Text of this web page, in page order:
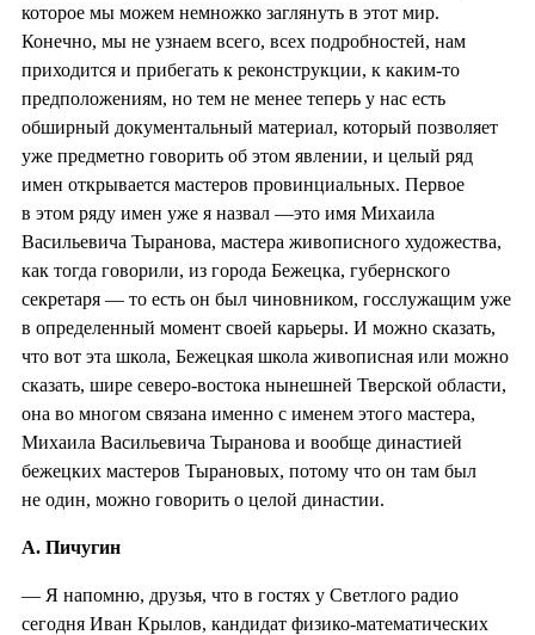
которое мы можем немножко заглянуть в этот мир.
Конечно, мы не узнаем всего, всех подробностей, нам
приходится и прибегать к реконструкции, к каким-то
предположениям, но тем не менее теперь у нас есть
обширный документальный материал, который позволяет
уже предметно говорить об этом явлении, и целый ряд
имен открывается мастеров провинциальных. Первое
в этом ряду имен уже я назвал —это имя Михаила
Васильевича Тыранова, мастера живописного художества,
как тогда говорили, из города Бежецка, губернского
секретаря — то есть он был чиновником, госслужащим уже
в определенный момент своей карьеры. И можно сказать,
что вот эта школа, Бежецкая школа живописная или можно
сказать, шире северо-востока нынешней Тверской области,
она во многом связана именно с именем этого мастера,
Михаила Васильевича Тыранова и вообще династией
бежецких мастеров Тырановых, потому что он там был
не один, можно говорить о целой династии.
А. Пичугин
— Я напомню, друзья, что в гостях у Светлого радио
сегодня Иван Крылов, кандидат физико-математических